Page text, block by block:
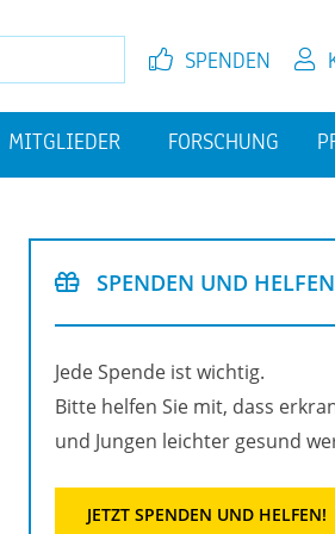
SPEN­DEN
MIT­GLIE­DER FOR­SCHUNG
SPEN­DEN UND HEL­FEN
Jede Spen­de ist wich­tig.
Bitte hel­fen Sie mit, dass
und Jun­gen leich­ter ge­sund
JETZT SPEN­DEN UND HEL­FEN!